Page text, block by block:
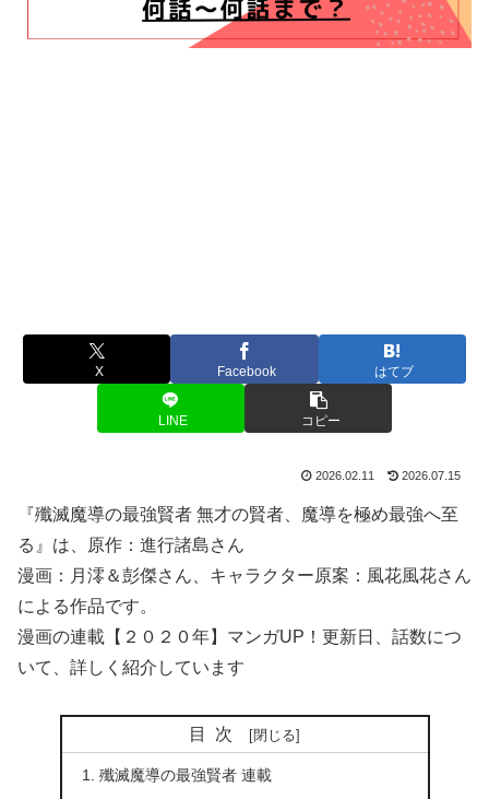
X Facebook はてブ
LINE コピー
2026.02.11 2026.07.15
『殲滅魔導の最強賢者 無才の賢者、魔導を極め最強へ至
る』は、原作：進行諸島さん
漫画：月澪＆彭傑さん、キャラクター原案：風花風花さん
による作品です。
漫画の連載【２０２０年】マンガUP！更新日、話数につ
いて、詳しく紹介しています
目次
殲滅魔導の最強賢者 連載